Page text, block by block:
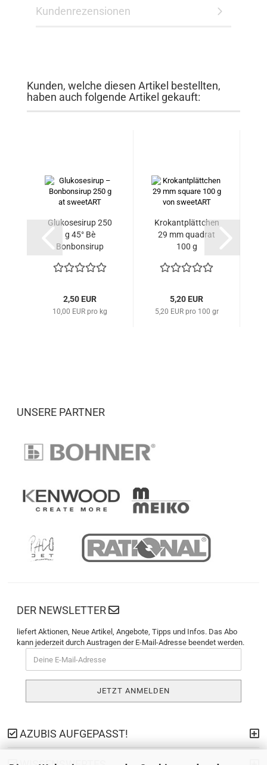
Kundenrezensionen
Kunden, welche diesen Artikel bestellten,
haben auch folgende Artikel gekauft:
Glukosesirup 250
g 45° Bè
Bonbonsirup
2,50 EUR
10,00 EUR pro kg
Krokantplättchen
29 mm quadrat
100 g
5,20 EUR
5,20 EUR pro 100 gr
UNSERE PARTNER
DER NEWSLETTER
liefert Aktionen, Neue Artikel, Angebote, Tipps und Infos. Das Abo
kann jederzeit durch Austragen der E-Mail-Adresse beendet werden.
AZUBIS AUFGEPASST!